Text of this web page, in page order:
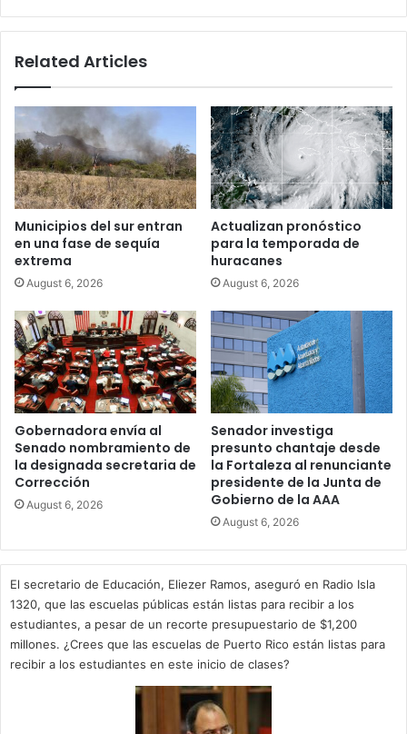
Related Articles
Municipios del sur entran
en una fase de sequía
extrema
August 6, 2026
Actualizan pronóstico
para la temporada de
huracanes
August 6, 2026
Gobernadora envía al
Senado nombramiento de
la designada secretaria de
Corrección
August 6, 2026
Senador investiga
presunto chantaje desde
la Fortaleza al renunciante
presidente de la Junta de
Gobierno de la AAA
August 6, 2026
El secretario de Educación, Eliezer Ramos, aseguró en Radio Isla
1320, que las escuelas públicas están listas para recibir a los
estudiantes, a pesar de un recorte presupuestario de $1,200
millones. ¿Crees que las escuelas de Puerto Rico están listas para
recibir a los estudiantes en este inicio de clases?